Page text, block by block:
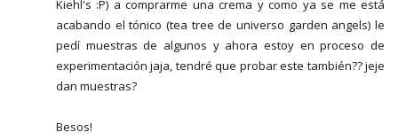
Kiehl's :P) a comprarme una crema y como ya se me está
acabando el tónico (tea tree de universo garden angels) le
pedí muestras de algunos y ahora estoy en proceso de
experimentación jaja, tendré que probar este también?? jeje
dan muestras?
Besos!